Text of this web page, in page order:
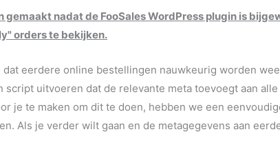
gemaakt nadat de FooSales WordPress plugin is
orders te bekijken.
dat eerdere online bestellingen nauwkeurig worden
script uitvoeren dat de relevante meta toevoegt aan
je te maken om dit te doen, hebben we een
Als je verder wilt gaan en de metagegevens aan